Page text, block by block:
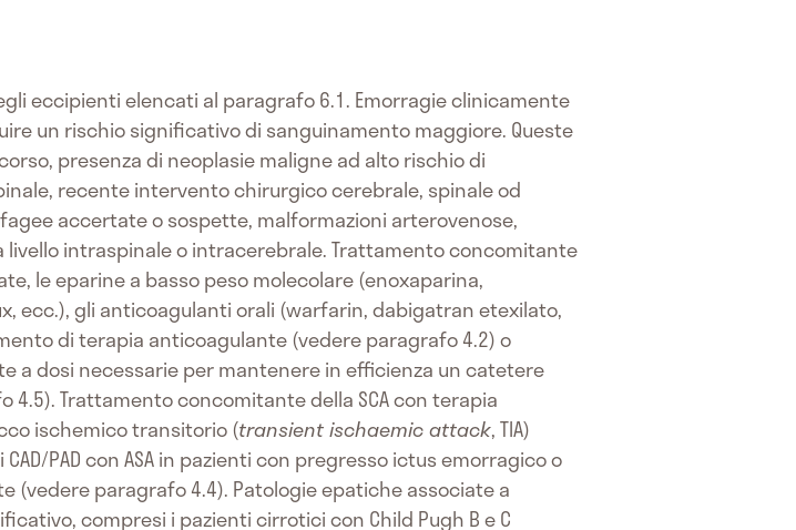
eccipienti elencati al paragrafo 6.1. Emorragie clinicamente
un rischio significativo di sanguinamento maggiore. Queste
presenza di neoplasie maligne ad alto rischio di
recente intervento chirurgico cerebrale, spinale od
accertate o sospette, malformazioni arterovenose,
intraspinale o intracerebrale. Trattamento concomitante
le eparine a basso peso molecolare (enoxaparina,
ecc.), gli anticoagulanti orali (warfarin, dabigatran etexilato,
di terapia anticoagulante (vedere paragrafo 4.2) o
a dosi necessarie per mantenere in efficienza un catetere
Trattamento concomitante della SCA con terapia
ischemico transitorio (transient ischaemic attack, TIA)
PAD con ASA in pazienti con pregresso ictus emorragico o
(vedere paragrafo 4.4). Patologie epatiche associate a
compresi i pazienti cirrotici con Child Pugh B e C